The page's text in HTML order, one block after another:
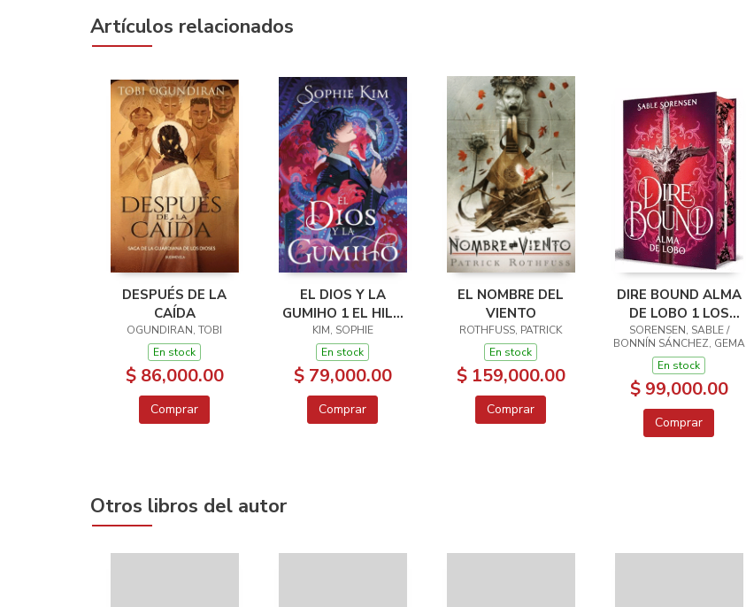
Artículos relacionados
DESPUÉS DE LA
CAÍDA
OGUNDIRAN, TOBI
En stock
$ 86,000.00
Comprar
EL DIOS Y LA
GUMIHO 1 EL HILO
DEL DESTINO
KIM, SOPHIE
En stock
$ 79,000.00
Comprar
EL NOMBRE DEL
VIENTO
ROTHFUSS, PATRICK
En stock
$ 159,000.00
Comprar
DIRE BOUND ALMA
DE LOBO 1 LOS
LOBOS DE LA RUINA
SORENSEN, SABLE /
BONNÍN SÁNCHEZ, GEMA
En stock
$ 99,000.00
Comprar
Otros libros del autor